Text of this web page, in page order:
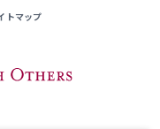
トマップ